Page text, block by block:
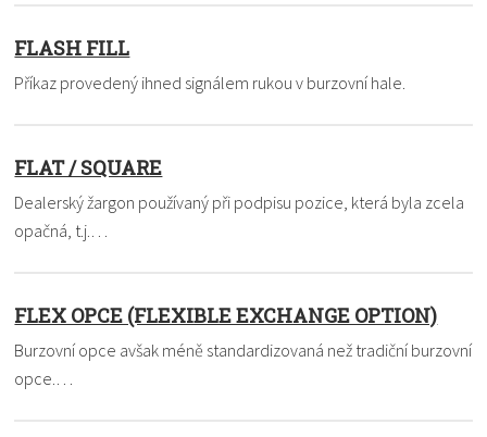
FLASH FILL
Příkaz provedený ihned signálem rukou v burzovní hale.
FLAT / SQUARE
Dealerský žargon používaný při podpisu pozice, která byla zcela
opačná, t.j.…
FLEX OPCE (FLEXIBLE EXCHANGE OPTION)
Burzovní opce avšak méně standardizovaná než tradiční burzovní
opce.…